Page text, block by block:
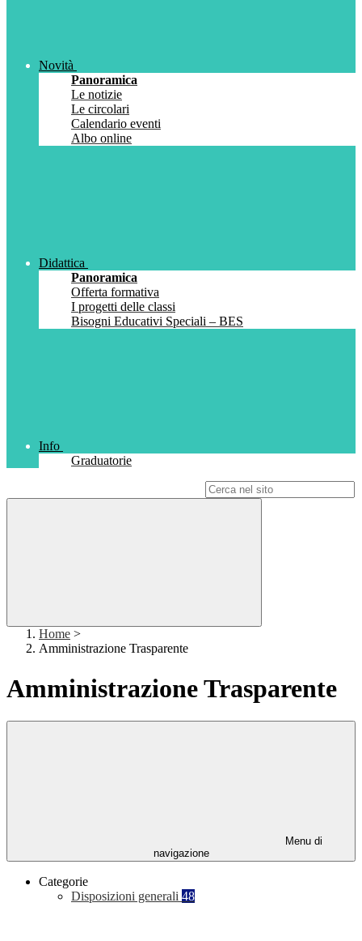
Novità
Panoramica
Le notizie
Le circolari
Calendario eventi
Albo online
Didattica
Panoramica
Offerta formativa
I progetti delle classi
Bisogni Educativi Speciali – BES
Info
Graduatorie
Home >
Amministrazione Trasparente
Amministrazione Trasparente
Menu di
navigazione
Categorie
Disposizioni generali 48